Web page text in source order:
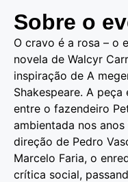
Sobre o
O cravo é a rosa – o
novela de Walcyr
inspiração de A
Shakespeare. A
entre o fazendeiro
ambientada nos
direção de Pedro
Marcelo Faria, o
crítica social,